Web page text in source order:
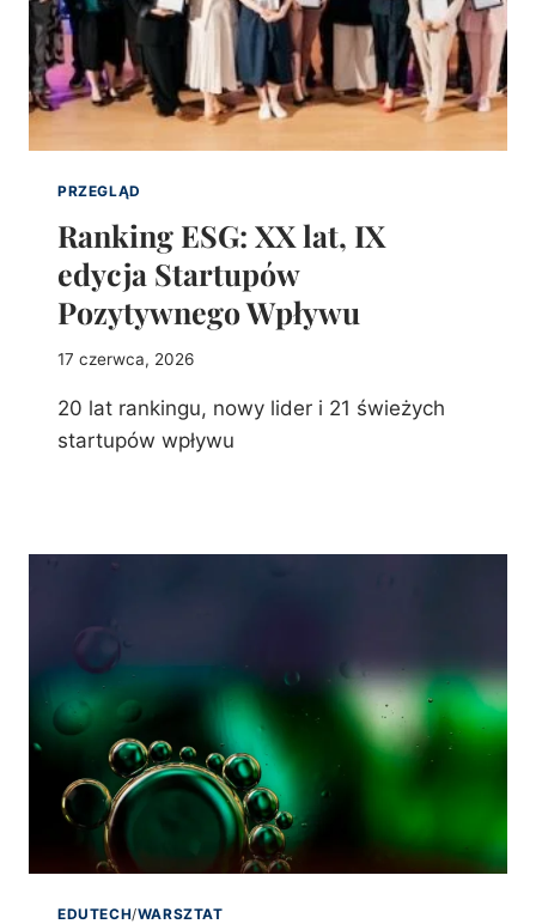
PRZEGLĄD
Ranking ESG: XX lat, IX
edycja Startupów
Pozytywnego Wpływu
17 czerwca, 2026
20 lat rankingu, nowy lider i 21 świeżych
startupów wpływu
EDUTECH/WARSZTAT